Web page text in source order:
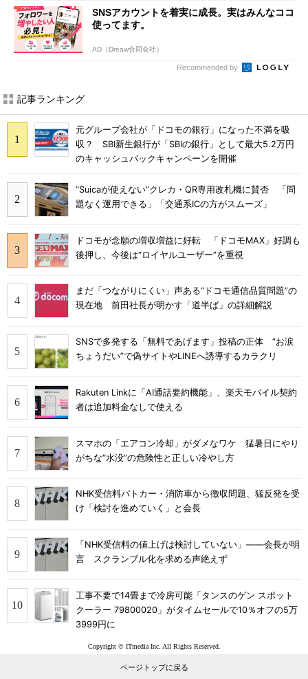
SNSアカウントを着実に成長。実はみんなココ
使ってます。
AD（Dreaw合同会社）
Recommended by
記事ランキング
元グループ会社が「ドコモの銀行」になった不満を吸
収？ SBI新生銀行が「SBIの銀行」として最大5.2万円
のキャッシュバックキャンペーンを開催
“Suicaが使えない”クレカ・QR専用改札機に賛否 「問
題なく運用できる」「交通系ICの方がスムーズ」
ドコモが念願の増収増益に好転 「ドコモMAX」好調も
後押し、今後は“ロイヤルユーザー”を重視
まだ「つながりにくい」声ある“ドコモ通信品質問題”の
現在地 前田社長が明かす「道半ば」の詳細解説
SNSで多発する「無料であげます」投稿の正体 “お涙
ちょうだい”で偽サイトやLINEへ誘導するカラクリ
Rakuten Linkに「AI通話要約機能」、楽天モバイル契約
者は追加料金なしで使える
スマホの「エアコン冷却」がダメなワケ 猛暑日にやり
がちな“水没”の危険性と正しい冷やし方
NHK受信料パトカー・消防車から徴収問題、猛反発を受
け「検討を進めていく」と会長
「NHK受信料の値上げは検討していない」――会長が明
言 スクランブル化を求める声絶えず
工事不要で14畳まで冷房可能「タンスのゲン スポット
クーラー 79800020」がタイムセールで10％オフの5万
3999円に
Copyright © ITmedia Inc. All Rights Reserved.
ページトップに戻る